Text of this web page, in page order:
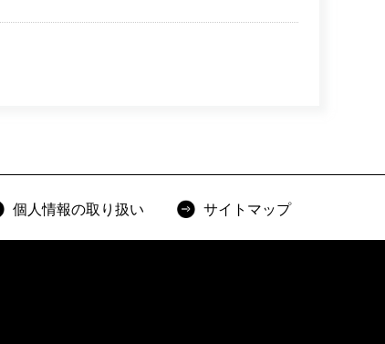
個人情報の取り扱い サイトマップ